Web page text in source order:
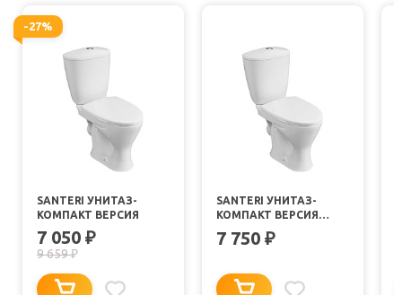
-27%
SANTERI УНИТАЗ-
КОМПАКТ ВЕРСИЯ
7 050 ₽
9 659₽
SANTERI УНИТАЗ-
КОМПАКТ ВЕРСИЯ
КОМФОРТ
7 750 ₽